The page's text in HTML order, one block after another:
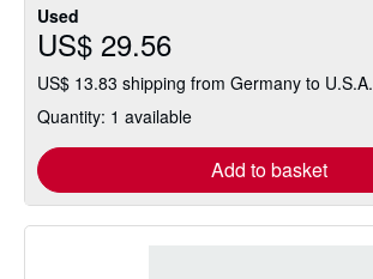
Used
US$ 29.56
US$ 13.83 shipping from Germany to U.S.A.
Quantity: 1 available
Add to basket